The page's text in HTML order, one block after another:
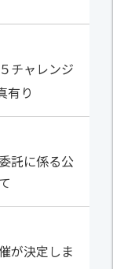
チャレンジ
託に係る公
が決定しま